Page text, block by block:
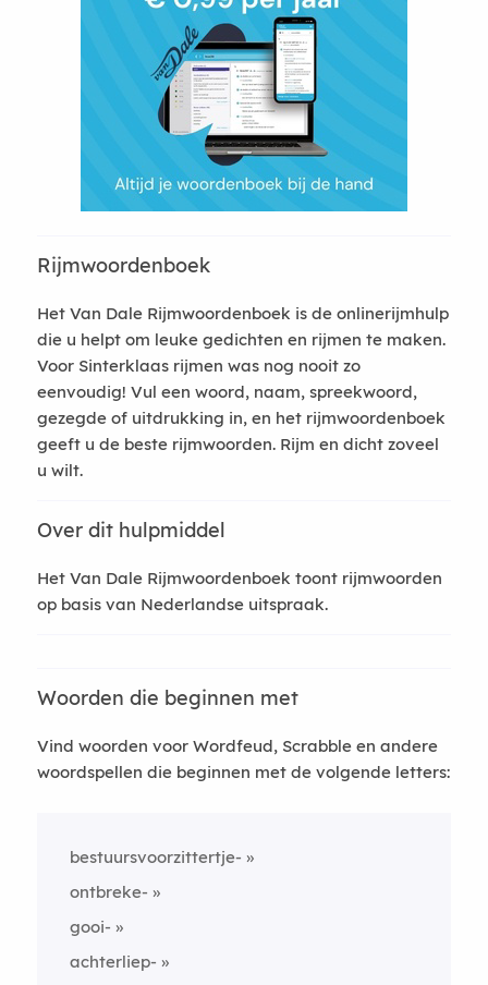
Rijmwoordenboek
Het Van Dale Rijmwoordenboek is de onlinerijmhulp
die u helpt om leuke gedichten en rijmen te maken.
Voor Sinterklaas rijmen was nog nooit zo
eenvoudig! Vul een woord, naam, spreekwoord,
gezegde of uitdrukking in, en het rijmwoordenboek
geeft u de beste rijmwoorden. Rijm en dicht zoveel
u wilt.
Over dit hulpmiddel
Het Van Dale Rijmwoordenboek toont rijmwoorden
op basis van Nederlandse uitspraak.
Woorden die beginnen met
Vind woorden voor Wordfeud, Scrabble en andere
woordspellen die beginnen met de volgende letters:
bestuursvoorzittertje-
ontbreke-
gooi-
achterliep-